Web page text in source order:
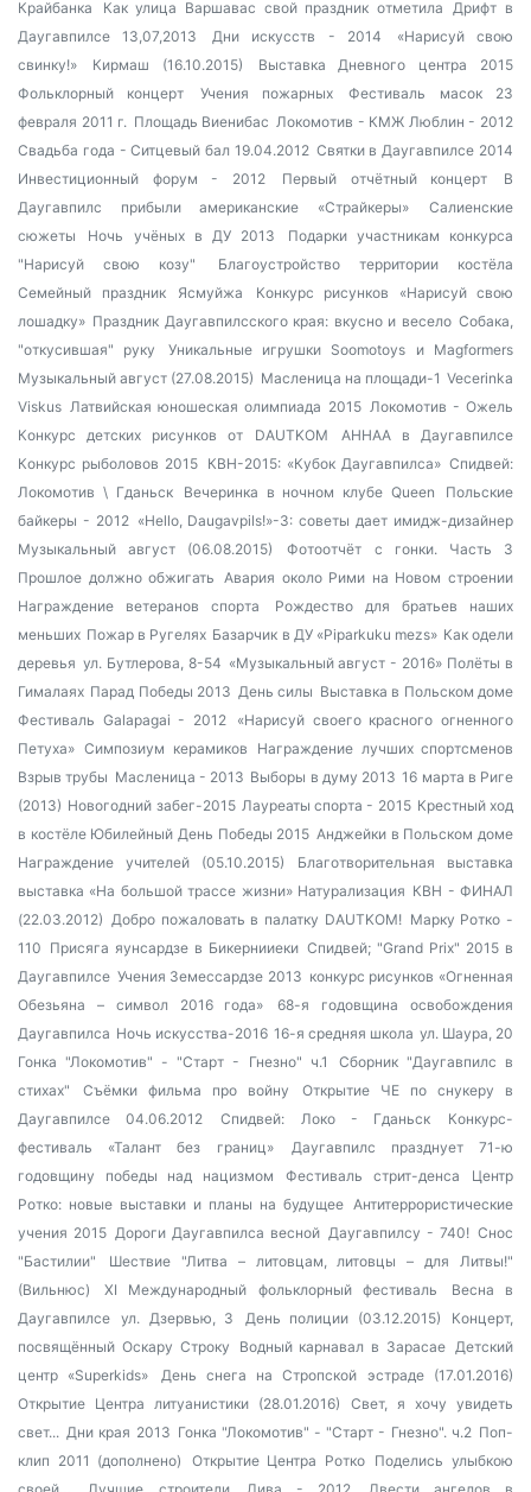
Крайбанка Как улица Варшавас свой праздник отметила
Дрифт в
Даугавпилсе 13,07,2013
Дни искусств - 2014
«Нарисуй свою
свинку!»
Кирмаш (16.10.2015)
Выставка Дневного центра 2015
Фольклорный концерт
Учения пожарных
Фестиваль масок 23
февраля 2011 г. Площадь Виенибас Локомотив - КМЖ Люблин - 2012
Свадьба года - Ситцевый бал 19.04.2012 Святки в Даугавпилсе 2014
Инвестиционный форум - 2012
Первый отчётный концерт
В
Даугавпилс прибыли американские «Страйкеры»
Салиенские
сюжеты
Ночь учёных в ДУ 2013
Подарки участникам конкурса
"Нарисуй свою козу"
Благоустройство территории костёла
Семейный праздник
Ясмуйжа
Конкурс рисунков «Нарисуй свою
лошадку» Праздник Даугавпилсского края: вкусно и весело Собака,
"откусившая" руку
Уникальные игрушки Soomotoys и Magformers
Музыкальный август (27.08.2015) Масленица на площади-1 Vecerinka
Viskus Латвийская юношеская олимпиада 2015 Локомотив - Ожель
Конкурс детских рисунков от DAUTKOM
AHHAA в Даугавпилсе
Конкурс рыболовов 2015 КВН-2015: «Кубок Даугавпилса» Спидвей:
Локомотив \ Гданьск
Вечеринка в ночном клубе Queen
Польские
байкеры - 2012 «Hello, Daugavpils!»-3: советы дает имидж-дизайнер
Музыкальный август (06.08.2015)
Фотоотчёт с гонки. Часть 3
Прошлое должно обжигать Авария около Рими на Новом строении
Награждение ветеранов спорта
Рождество для братьев наших
меньших Пожар в Ругелях Базарчик в ДУ «Piparkuku mezs» Как одели
деревья ул. Бутлерова, 8-54 «Музыкальный август - 2016» Полёты в
Гималаях Парад Победы 2013 День силы Выставка в Польском доме
Фестиваль Galapagai - 2012
«Нарисуй своего красного огненного
Петуха» Симпозиум керамиков
Награждение лучших спортсменов
Взрыв трубы Масленица - 2013 Выборы в думу 2013 16 марта в Риге
(2013) Новогодний забег-2015 Лауреаты спорта - 2015 Крестный ход
в костёле Юбилейный День Победы 2015 Анджейки в Польском доме
Награждение учителей (05.10.2015)
Благотворительная выставка
выставка «На большой трассе жизни» Натурализация КВН - ФИНАЛ
(22.03.2012) Добро пожаловать в палатку DAUTKOM! Марку Ротко -
110 Присяга яунсардзе в Бикернииеки Спидвей; "Grand Prix" 2015 в
Даугавпилсе Учения Земессардзе 2013 конкурс рисунков «Огненная
Обезьяна – символ 2016 года»
68-я годовщина освобождения
Даугавпилса Ночь искусства-2016 16-я средняя школа ул. Шаура, 20
Гонка "Локомотив" - "Старт - Гнезно" ч.1
Сборник "Даугавпилс в
стихах"
Съёмки фильма про войну
Открытие ЧЕ по снукеру в
Даугавпилсе 04.06.2012
Спидвей: Локо - Гданьск
Конкурс-
фестиваль «Талант без границ»
Даугавпилс празднует 71-ю
годовщину победы над нацизмом
Фестиваль стрит-денса
Центр
Ротко: новые выставки и планы на будущее Антитеррористические
учения 2015 Дороги Даугавпилса весной Даугавпилсу - 740! Снос
"Бастилии"
Шествие "Литва – литовцам, литовцы – для Литвы!"
(Вильнюс)
XI Международный фольклорный фестиваль
Весна в
Даугавпилсе
ул. Дзервью, 3 День полиции (03.12.2015)
Концерт,
посвящённый Оскару Строку
Водный карнавал в Зарасае Детский
центр «Superkids»
День снега на Стропской эстраде (17.01.2016)
Открытие Центра литуанистики (28.01.2016)
Свет, я хочу увидеть
свет... Дни края 2013 Гонка "Локомотив" - "Старт - Гнезно". ч.2 Поп-
клип 2011 (дополнено)
Открытие Центра Ротко
Поделись улыбкою